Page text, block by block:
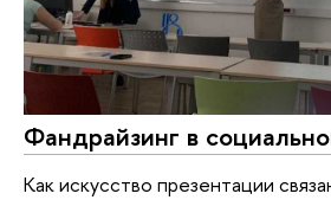
Фандрайзинг в
Как искусство презентации